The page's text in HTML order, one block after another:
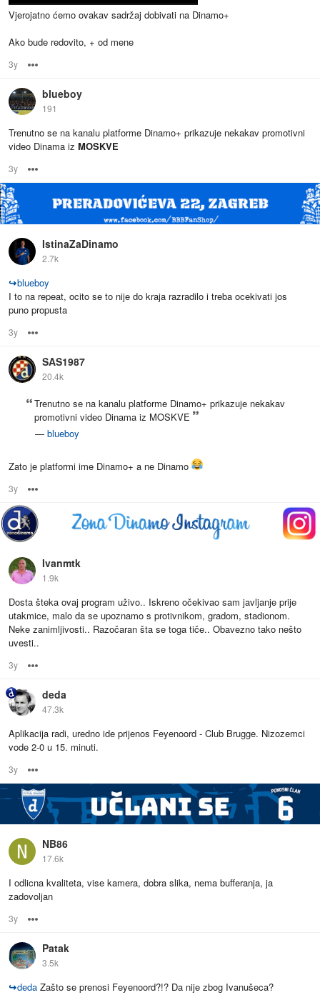
Vjerojatno ćemo ovakav sadržaj dobivati na Dinamo+
Ako bude redovito, + od mene
3y
blueboy
191
Trenutno se na kanalu platforme Dinamo+ prikazuje nekakav promotivni
video Dinama iz MOSKVE
3y
IstinaZaDinamo
2.7k
↪blueboy
I to na repeat, ocito se to nije do kraja razradilo i treba ocekivati jos
puno propusta
3y
SAS1987
20.4k
Trenutno se na kanalu platforme Dinamo+ prikazuje nekakav
promotivni video Dinama iz MOSKVE
— blueboy
Zato je platformi ime Dinamo+ a ne Dinamo
3y
Ivanmtk
1.9k
Dosta šteka ovaj program uživo.. Iskreno očekivao sam javljanje prije
utakmice, malo da se upoznamo s protivnikom, gradom, stadionom.
Neke zanimljivosti.. Razočaran šta se toga tiče.. Obavezno tako nešto
uvesti..
3y
deda
47.3k
Aplikacija radi, uredno ide prijenos Feyenoord - Club Brugge. Nizozemci
vode 2-0 u 15. minuti.
3y
NB86
17.6k
I odlicna kvaliteta, vise kamera, dobra slika, nema bufferanja, ja
zadovoljan
3y
Patak
3.5k
↪deda Zašto se prenosi Feyenoord?!? Da nije zbog Ivanušeca?